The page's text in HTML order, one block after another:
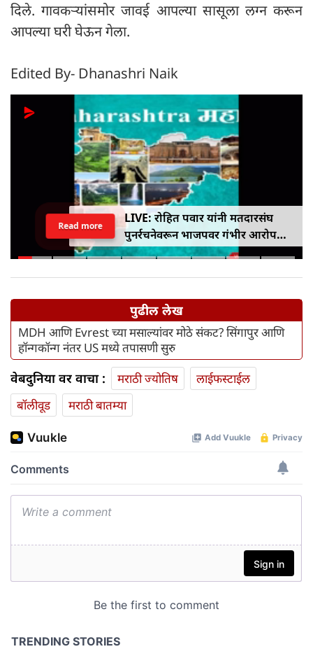
दिले. गावकऱ्यांसमोर जावई आपल्या सासूला लग्न करून
आपल्या घरी घेऊन गेला.
Edited By- Dhanashri Naik
LIVE: रोहित पवार यांनी मतदारसंघ
पुनर्रचनेवरून भाजपवर गंभीर आरोप
केले
Read more
पुढील लेख
MDH आणि Evrest च्या मसाल्यांवर मोठे संकट? सिंगापुर आणि
हॉन्गकॉन्ग नंतर US मध्ये तपासणी सुरु
वेबदुनिया वर वाचा : मराठी ज्योतिष
लाईफस्टाईल
बॉलीवूड
मराठी बातम्या